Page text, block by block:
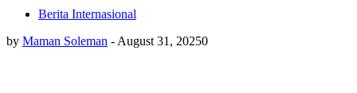
Berita Internasional
by Maman Soleman - August 31, 20250